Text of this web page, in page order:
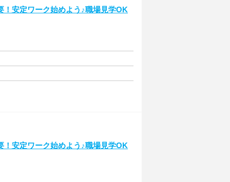
！安定ワーク始めよう♪職場見学OK
！安定ワーク始めよう♪職場見学OK